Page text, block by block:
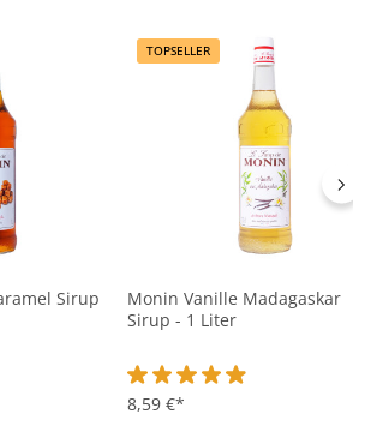
Sirup
von 4.9 von 5 Sternen
TOPSELLER
Monin Vanille Madagaskar
Sirup - 1 Liter
Durchschnittliche
8,59 €*